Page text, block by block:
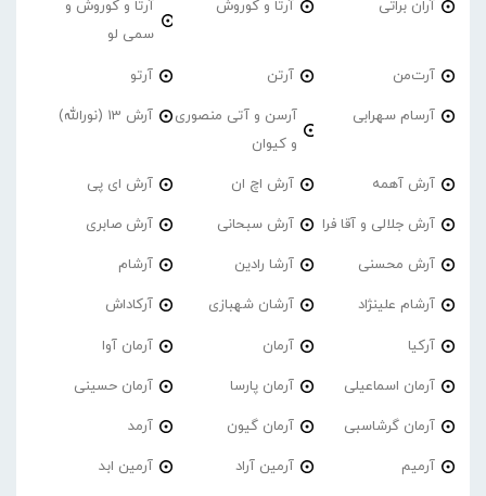
آران براتی آرتا و کوروش
آرتا و کوروش و
سمی لو
آرت‌من آرتن آرتو
آرسام سهرابی
آرسن و آتی منصوری
و کیوان
آرش 13 (نورالله)
آرش آهمه آرش اچ ان آرش ای پی
آرش جلالی و آقا فرا آرش سبحانی آرش صابری
آرش محسنی آرشا رادین آرشام
آرشام علینژاد آرشان شهبازی آرکاداش
آرکیا آرمان آرمان آوا
آرمان اسماعیلی آرمان پارسا آرمان حسینی
آرمان گرشاسبی آرمان گیون آرمد
آرمیم آرمین آراد آرمین ابد